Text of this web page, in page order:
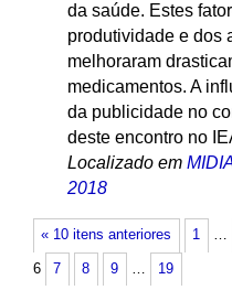
da saúde. Estes
produtividade e dos
melhoraram
medicamentos. A
da publicidade no
deste encontro no
Localizado em
2018
« 10 itens anteriores 1 …
6 7 8 9 … 19